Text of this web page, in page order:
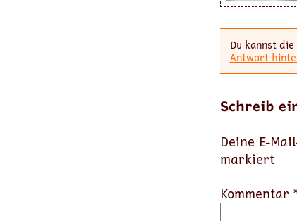
Du kannst
Antwort
Schreib
Deine E-
markiert
Kommentar